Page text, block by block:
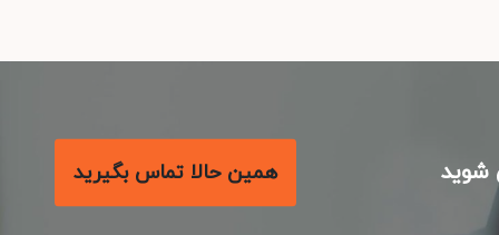
همین حالا تماس بگیرید